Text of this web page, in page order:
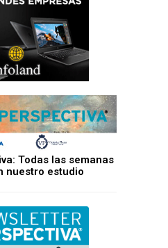
Todas las semanas
nuestro estudio